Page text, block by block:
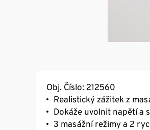
Obj. Číslo: 212560
Realistický zážitek z
Dokáže uvolnit napětí a
3 masážní režimy a 2